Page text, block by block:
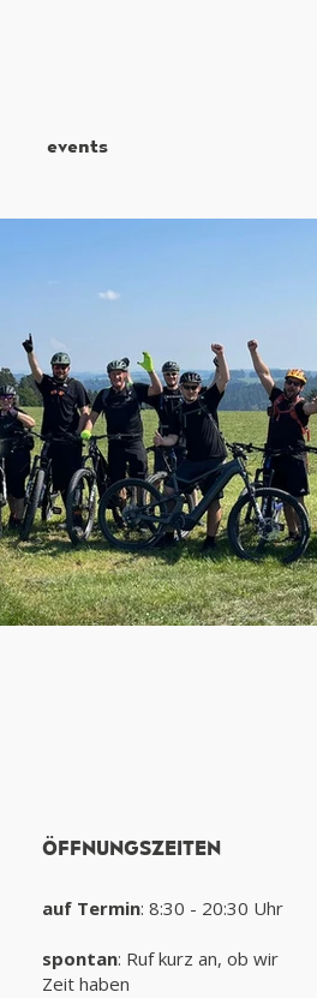
events
ÖFFNUNGSZEITEN
auf Termin: 8:30 - 20:30 Uhr
spontan: Ruf kurz an, ob wir
Zeit haben